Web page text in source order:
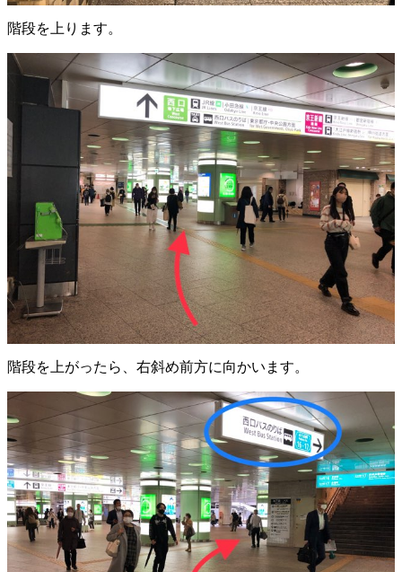
階段を上ります。
階段を上がったら、右斜め前方に向かいます。